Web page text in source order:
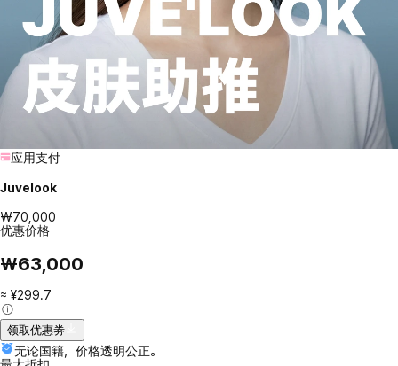
应用支付
Juvelook
₩70,000
优惠价格
₩63,000
≈ ¥299.7
领取优惠劵
无论国籍，价格透明公正。